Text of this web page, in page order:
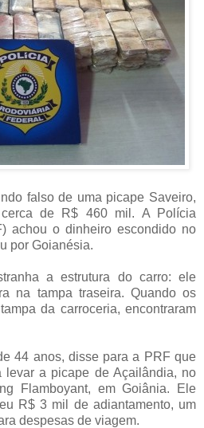
falso de uma picape Saveiro,
de R$ 460 mil. A Polícia
achou o dinheiro escondido no
por Goianésia.
a estrutura do carro: ele
na tampa traseira. Quando os
da carroceria, encontraram
44 anos, disse para a PRF que
levar a picape de Açailândia, no
Flamboyant, em Goiânia. Ele
R$ 3 mil de adiantamento, um
despesas de viagem.